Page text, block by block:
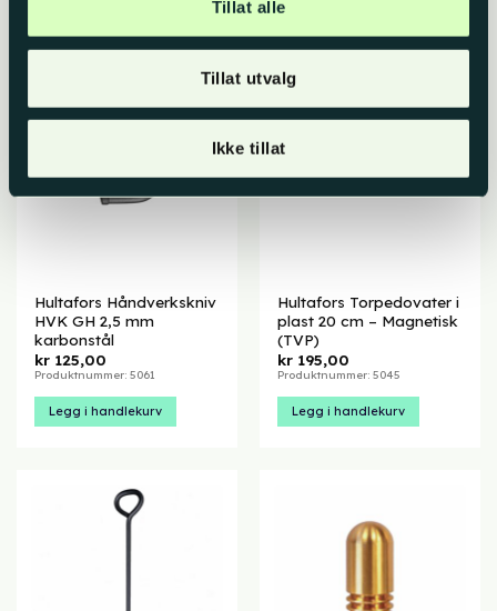
Tillat alle
Tillat utvalg
Ikke tillat
Hultafors Håndverkskniv
HVK GH 2,5 mm
karbonstål
kr 125,00
Produktnummer: 5061
Legg i handlekurv
Hultafors Torpedovater i
plast 20 cm – Magnetisk
(TVP)
kr 195,00
Produktnummer: 5045
Legg i handlekurv